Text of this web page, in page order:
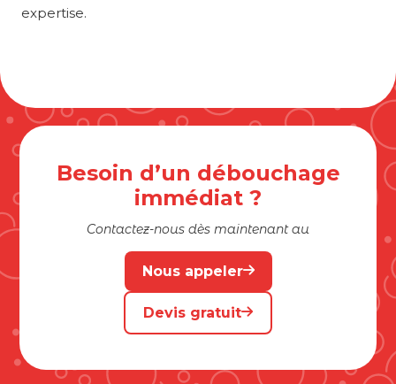
expertise.
Besoin d’un débouchage
immédiat ?
Contactez-nous dès maintenant au
Nous appeler
Devis gratuit